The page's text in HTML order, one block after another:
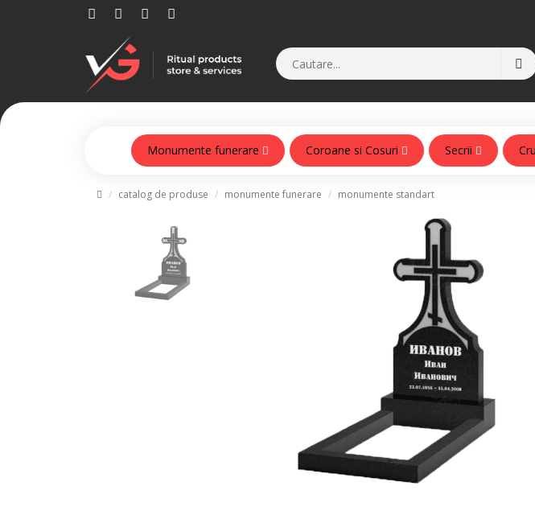
Monumente funerare Coroane si Cosuri Secrii
catalog de produse monumente funerare monumente standart